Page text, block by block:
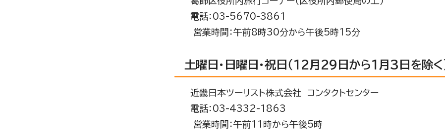
電話：03-5670-3861
営業時間：午前8時30分から午後5時15分
土曜日・日曜日・祝日（12月29日から1月3日を除く
近畿日本ツーリスト株式会社 コンタクトセンター
電話：03-4332-1863
営業時間：午前11時から午後5時